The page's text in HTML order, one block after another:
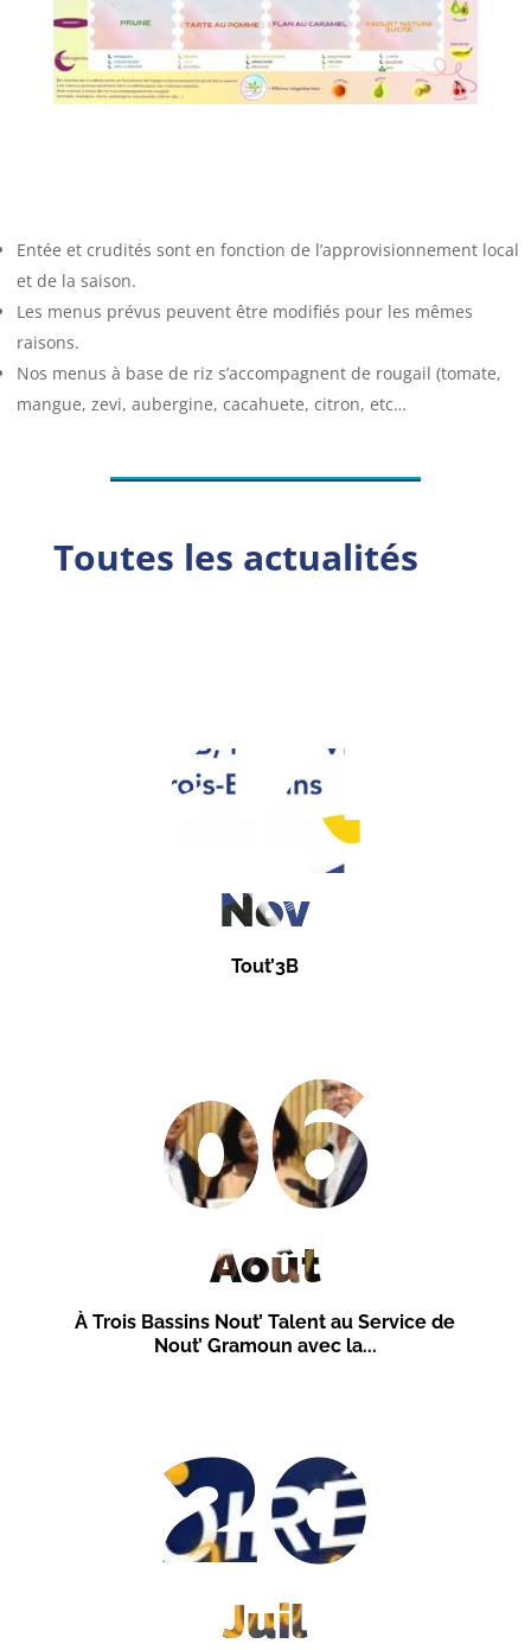
Entée et crudités sont en fonction de l’approvisionnement local
et de la saison.
Les menus prévus peuvent être modifiés pour les mêmes
raisons.
Nos menus à base de riz s’accompagnent de rougail (tomate,
mangue, zevi, aubergine, cacahuete, citron, etc…
Toutes les actualités
Tout’3B
14
Nov
À Trois Bassins Nout’ Talent au Service de
Nout’ Gramoun avec la...
06
Août
20
Juil